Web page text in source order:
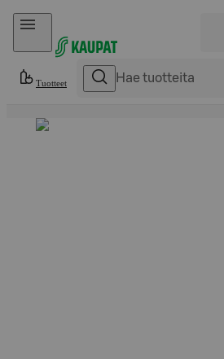
Hyppää sisältöön
Tuotteet